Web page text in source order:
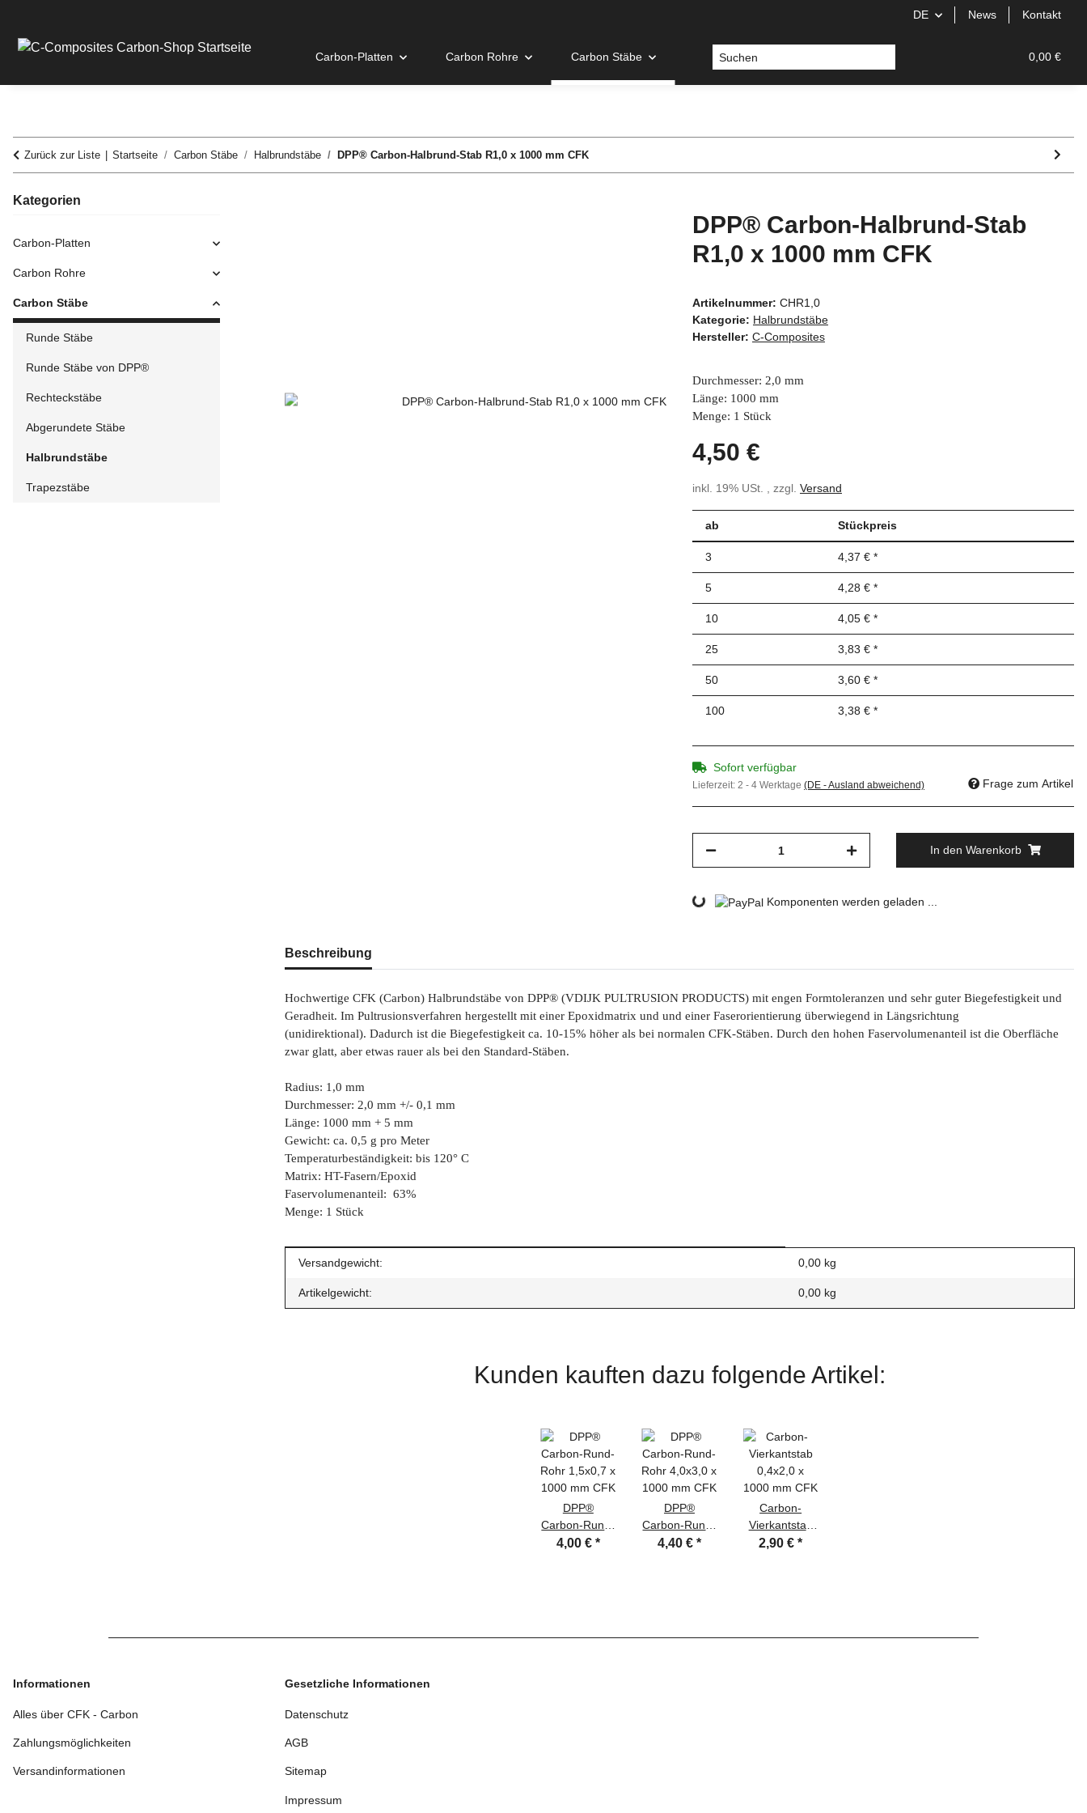
DE News Kontakt
0,00 €
Carbon-Platten Carbon Rohre Carbon Stäbe
Zurück zur Liste Startseite Carbon Stäbe Halbrundstäbe DPP® Carbon-Halbrund-Stab R1,0 x 1000 mm CFK
DPP® Carbon-Halbrund-Stab
R1,0 x 1000 mm CFK
Artikelnummer: CHR1,0
Kategorie: Halbrundstäbe
Hersteller: C-Composites
Durchmesser: 2,0 mm
Länge: 1000 mm
Menge: 1 Stück
4,50 €
inkl. 19% USt. , zzgl. Versand
ab Stückpreis
3 4,37 € *
5 4,28 € *
10 4,05 € *
25 3,83 € *
50 3,60 € *
100 3,38 € *
Sofort verfügbar
Lieferzeit: 2 - 4 Werktage (DE - Ausland abweichend) Frage zum Artikel
In den Warenkorb
Loading... Komponenten werden geladen ...
weitere Registerkarten anzeigen
Beschreibung
Hochwertige CFK (Carbon) Halbrundstäbe von DPP® (VDIJK PULTRUSION PRODUCTS) mit engen Formtoleranzen und sehr guter Biegefestigkeit und
Geradheit. Im Pultrusionsverfahren hergestellt mit einer Epoxidmatrix und und einer Faserorientierung überwiegend in Längsrichtung
(unidirektional). Dadurch ist die Biegefestigkeit ca. 10-15% höher als bei normalen CFK-Stäben. Durch den hohen Faservolumenanteil ist die Oberfläche
zwar glatt, aber etwas rauer als bei den Standard-Stäben.
Radius: 1,0 mm
Durchmesser: 2,0 mm +/- 0,1 mm
Länge: 1000 mm + 5 mm
Gewicht: ca. 0,5 g pro Meter
Temperaturbeständigkeit: bis 120° C
Matrix: HT-Fasern/Epoxid
Faservolumenanteil: 63%
Menge: 1 Stück
Produkteigenschaft
Wert
Versandgewicht: 0,00 kg
Artikelgewicht: 0,00 kg
Kunden kauften dazu folgende Artikel:
DPP®
Carbon-Rund-
Rohr 1,5x0,7 x
4,00 € *
DPP®
Carbon-Rund-
Rohr 4,0x3,0 x
4,40 € *
Carbon-
Vierkantstab
0,4x2,0 x
2,90 €*
Kategorien
Carbon-Platten
Carbon Rohre
Carbon Stäbe
Runde Stäbe
Runde Stäbe von DPP®
Rechteckstäbe
Abgerundete Stäbe
Halbrundstäbe
Trapezstäbe
Informationen
Alles über CFK - Carbon
Zahlungsmöglichkeiten
Versandinformationen
Gesetzliche Informationen
Datenschutz
AGB
Sitemap
Impressum